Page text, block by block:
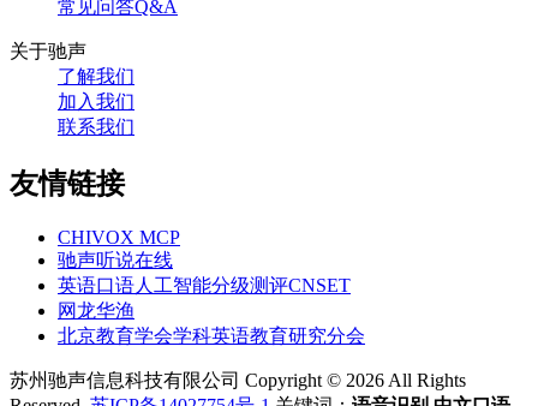
常见问答Q&A
关于驰声
了解我们
加入我们
联系我们
友情链接
CHIVOX MCP
驰声听说在线
英语口语人工智能分级测评CNSET
网龙华渔
北京教育学会学科英语教育研究分会
苏州驰声信息科技有限公司 Copyright © 2026 All Rights